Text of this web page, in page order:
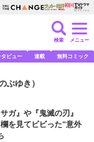
検索 メニュー
タビュー 連載 無料コミック
ぶゆき）
ガ』や『鬼滅の刃』
を見てビビった“意外